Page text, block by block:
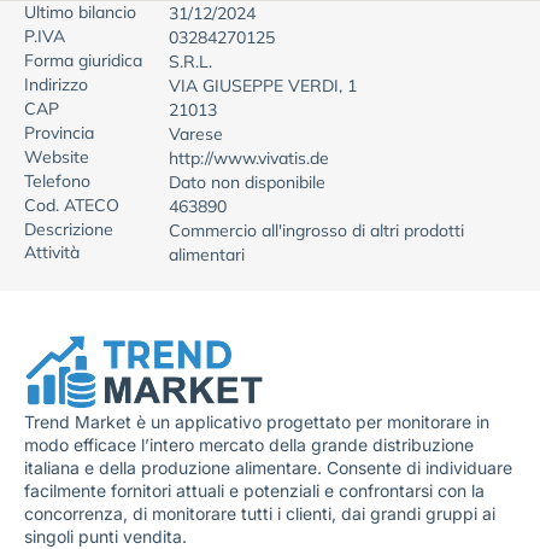
Ultimo bilancio
31/12/2024
P.IVA
03284270125
Forma giuridica
S.R.L.
Indirizzo
VIA GIUSEPPE VERDI, 1
CAP
21013
Provincia
Varese
Website
http://www.vivatis.de
Telefono
Dato non disponibile
Cod. ATECO
463890
Descrizione
Attività
Commercio all'ingrosso di altri prodotti
alimentari
Trend Market è un applicativo progettato per monitorare in
modo efficace l’intero mercato della grande distribuzione
italiana e della produzione alimentare. Consente di individuare
facilmente fornitori attuali e potenziali e confrontarsi con la
concorrenza, di monitorare tutti i clienti, dai grandi gruppi ai
singoli punti vendita.